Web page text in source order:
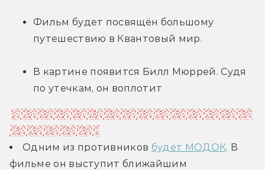
Фильм будет посвящён большому
путешествию в Квантовый мир.
В картине появится Билл Мюррей. Судя
по утечкам, он воплотит
короля Крайлара, который правит городом в
Квантовом мире.
Одним из противников будет МОДОК. В
фильме он выступит ближайшим